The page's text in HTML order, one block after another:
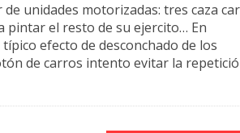
unidades motorizadas: tres caza
pintar el resto de su ejercito… En
efecto de desconchado de los
de carros intento evitar la